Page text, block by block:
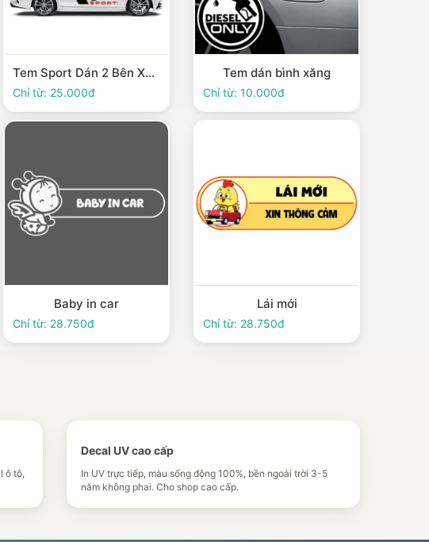
Tem Sport Dán 2 Bên Xe Ô Tô – Phong Cách Thể Thao Hiện Đại
Chỉ từ: 25.000đ
Tem dán bình xăng
Chỉ từ: 10.000đ
Baby in car
Chỉ từ: 28.750đ
Lái mới
Chỉ từ: 28.750đ
ô tô,
Decal UV cao cấp
In UV trực tiếp, màu sống động 100%, bền ngoài trời 3-5
năm không phai. Cho shop cao cấp.